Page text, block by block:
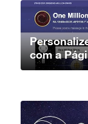
com a